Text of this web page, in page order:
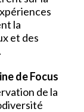
la
et des
de Focus
de la